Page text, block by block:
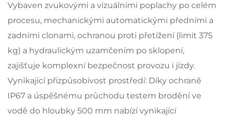
Vybaven zvukovými a vizuálními poplachy po celém
procesu, mechanickými automatickými předními a
zadními clonami, ochranou proti přetížení (limit 375
kg) a hydraulickým uzamčením po sklopení,
zajišťuje komplexní bezpečnost provozu i jízdy.
Vynikající přizpůsobivost prostředí: Díky ochraně
IP67 a úspěšnému průchodu testem brodění ve
vodě do hloubky 500 mm nabízí vynikající